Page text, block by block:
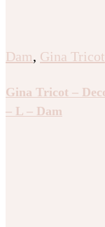
Dam, Gina Tricot
Gina Tricot –
– L – Dam